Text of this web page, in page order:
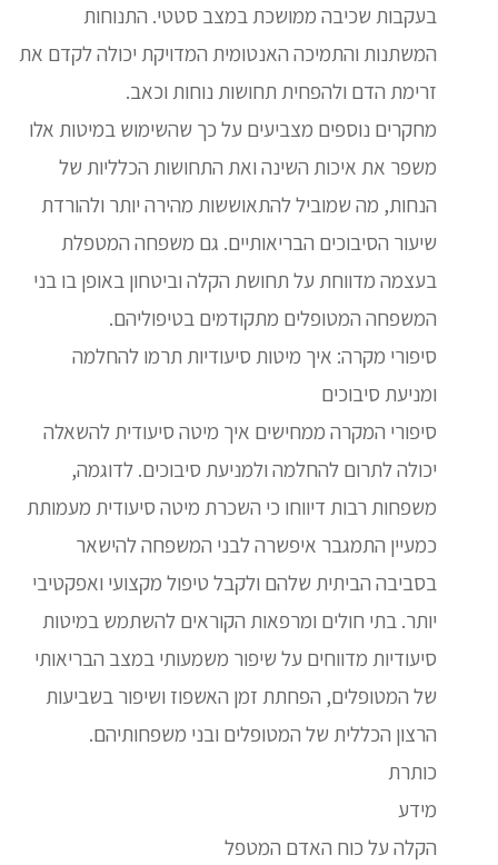
בעקבות שכיבה ממושכת במצב סטטי. התנוחות
המשתנות והתמיכה האנטומית המדויקת יכולה לקדם את
זרימת הדם ולהפחית תחושות נוחות וכאב.
מחקרים נוספים מצביעים על כך שהשימוש במיטות אלו
משפר את איכות השינה ואת התחושות הכלליות של
הנחות, מה שמוביל להתאוששות מהירה יותר ולהורדת
שיעור הסיבוכים הבריאותיים. גם משפחה המטפלת
בעצמה מדווחת על תחושת הקלה וביטחון באופן בו בני
המשפחה המטופלים מתקודמים בטיפוליהם.
סיפורי מקרה: איך מיטות סיעודיות תרמו להחלמה
ומניעת סיבוכים
סיפורי המקרה ממחישים איך מיטה סיעודית להשאלה
יכולה לתרום להחלמה ולמניעת סיבוכים. לדוגמה,
משפחות רבות דיווחו כי השכרת מיטה סיעודית מעמותת
כמעיין התמגבר איפשרה לבני המשפחה להישאר
בסביבה הביתית שלהם ולקבל טיפול מקצועי ואפקטיבי
יותר. בתי חולים ומרפאות הקוראים להשתמש במיטות
סיעודיות מדווחים על שיפור משמעותי במצב הבריאותי
של המטופלים, הפחתת זמן האשפוז ושיפור בשביעות
הרצון הכללית של המטופלים ובני משפחותיהם.
כותרת
מידע
הקלה על כוח האדם המטפל